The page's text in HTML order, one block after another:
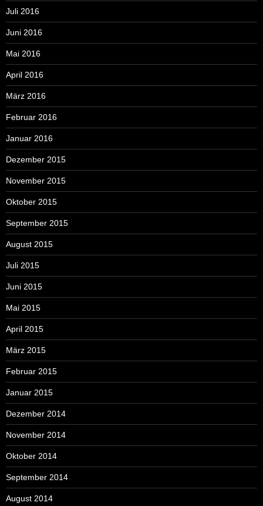
Juli 2016
Juni 2016
Mai 2016
April 2016
März 2016
Februar 2016
Januar 2016
Dezember 2015
November 2015
Oktober 2015
September 2015
August 2015
Juli 2015
Juni 2015
Mai 2015
April 2015
März 2015
Februar 2015
Januar 2015
Dezember 2014
November 2014
Oktober 2014
September 2014
August 2014